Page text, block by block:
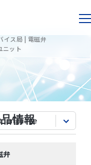
イス局 | 電磁弁
ニット
情報
弁